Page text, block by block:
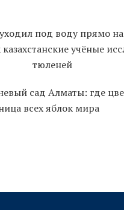
сад Алматы: где
всех яблок мира